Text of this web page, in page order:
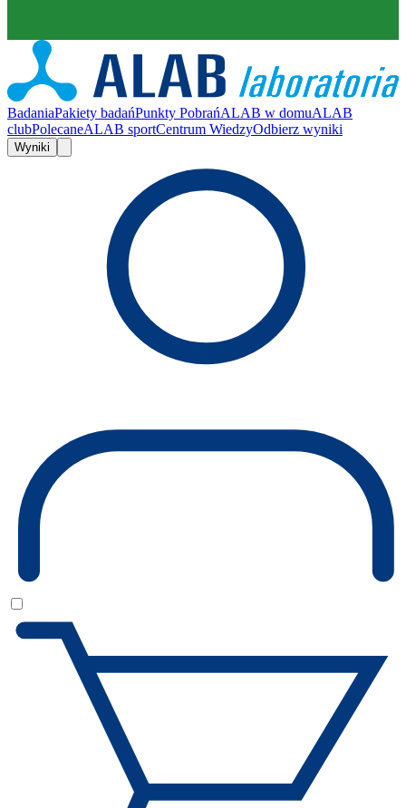
BadaniaPakiety badańPunkty PobrańALAB w domuALAB
clubPolecaneALAB sportCentrum WiedzyOdbierz wyniki
Wyniki